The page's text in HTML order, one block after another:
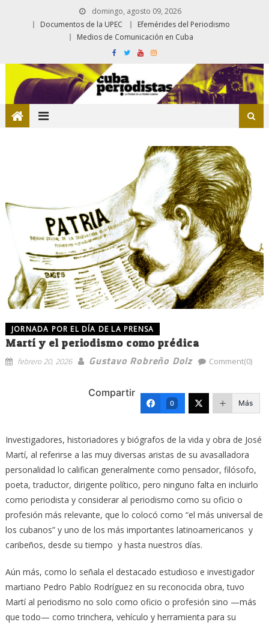
domingo, agosto 09, 2026
Documentos de la UPEC
Efemérides del Periodismo
Medios de Comunicación en Cuba
JORNADA POR EL DÍA DE LA PRENSA
Martí y el periodismo como prédica
febrero 20, 2026 Gustavo Robreño Dolz Comment(0)
Compartir
0 Más
Investigadores, historiadores y biógrafos de la vida y obra de José
Martí, al referirse a las muy diversas aristas de su avasalladora
personalidad lo califican generalmente como pensador, filósofo,
poeta, traductor, dirigente político, pero ninguno falta en incluirlo
como periodista y considerar al periodismo como su oficio o
profesión más relevante, que lo colocó como “el más universal de
los cubanos” y uno de los más importantes latinoamericanos y
caribeños, desde su tiempo y hasta nuestros días.
Aún más, como lo señala el destacado estudioso e investigador
martiano Pedro Pablo Rodríguez en su reconocida obra, tuvo
Martí al periodismo no solo como oficio o profesión sino —más
que todo— como trinchera, vehículo y herramienta para su